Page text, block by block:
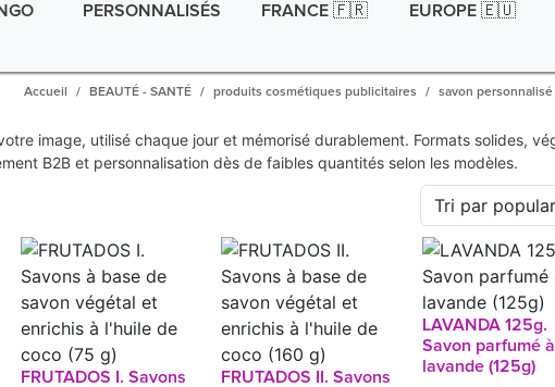
PERSONNALISÉS
FRANCE 🇫🇷
EUROPE 🇪🇺
Accueil BEAUTÉ - SANTÉ produits cosmétiques publicitaires savon personnalisé
image, utilisé chaque jour et mémorisé durablement. Formats solides,
B2B et personnalisation dès de faibles quantités selon les modèles.
FRUTADOS I. Savons
FRUTADOS II. Savons
LAVANDA 125g.
Savon parfumé
lavande (125g)